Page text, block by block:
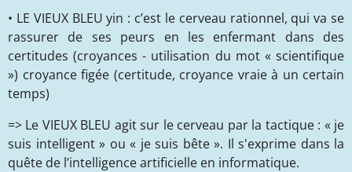
• LE VIEUX BLEU yin : c’est le cerveau rationnel, qui va se
rassurer de ses peurs en les enfermant dans des
certitudes (croyances - utilisation du mot « scientifique
») croyance figée (certitude, croyance vraie à un certain
temps)
=> Le VIEUX BLEU agit sur le cerveau par la tactique : « je
suis intelligent » ou « je suis bête ». Il s'exprime dans la
quête de l’intelligence artificielle en informatique.